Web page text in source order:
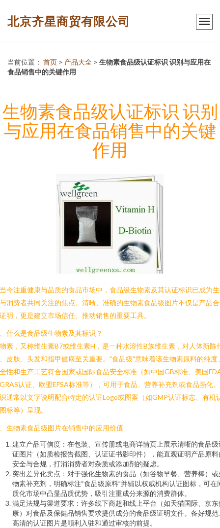
北京齐星商贸有限公司
当前位置： 首页 > 产品大全 > 生物素食品级认证标识 识别与应用在
食品销售中的关键作用
生物素食品级认证标识 识别
与应用在食品销售中的关键
作用
今注重健康与品质的食品市场中，食品级生物素及其认证标识已成为
消费者共同关注的焦点。清晰、准确的生物素食品级图片不仅是产品
明，更是建立市场信任、推动销售的重要工具。
什么是食品级生物素及其标识？
素，又称维生素B7或维生素H，是一种水溶性B族维生素，对人体新陈
皮肤、头发和指甲健康至关重要。"食品级"意味着该生物素原料的纯度
性和生产工艺符合国家或国际食品安全标准（如中国GB标准、美国
认证、欧盟EFSA标准等），可用于食品、营养补充剂或食品强化
通常以文字说明配合特定的认证Logo或图案（如GMP认证标志、有机
标等）呈现。
生物素食品级图片在销售中的应用价值
建立产品可信度：在包装、宣传册或电商详情页上展示清晰的食品级
证图片（如质检报告截图、认证证书影印件），能直观证明产品原料
安全与合规，打消消费者对杂质或添加剂的疑虑。
突出差异化卖点：对于强化生物素的食品（如谷物早餐、营养棒）或
物素补充剂，明确标注“食品级原料”并辅以权威机构认证图标，可在
质化市场中凸显品质优势，吸引注重成分来源的消费群体。
满足法规与渠道要求：许多线下商超和线上平台（如天猫国际、京东
康）对食品及保健品销售要求提供成分的食品级证明文件。备好规范
高清的认证图片是顺利入驻和通过审核的前提。